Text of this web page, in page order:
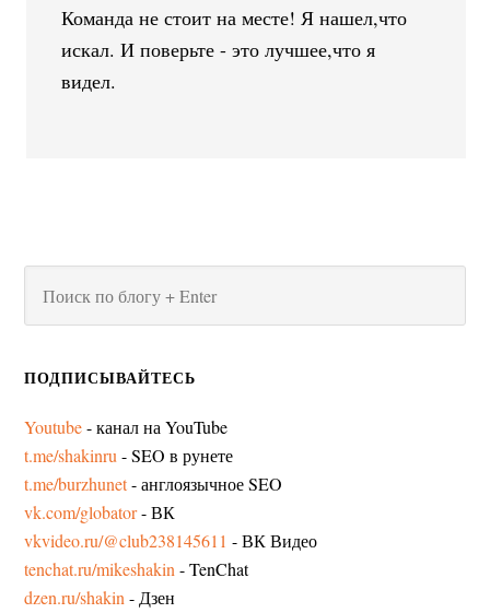
Команда не стоит на месте! Я нашел,что
искал. И поверьте - это лучшее,что я
видел.
ПОДПИСЫВАЙТЕСЬ
Youtube- канал на YouTube
t.me/shakinru - SEO в рунете
t.me/burzhunet- англоязычное SEO
vk.com/globator- ВК
vkvideo.ru/@club238145611 - ВК Видео
tenchat.ru/mikeshakin - TenChat
dzen.ru/shakin - Дзен